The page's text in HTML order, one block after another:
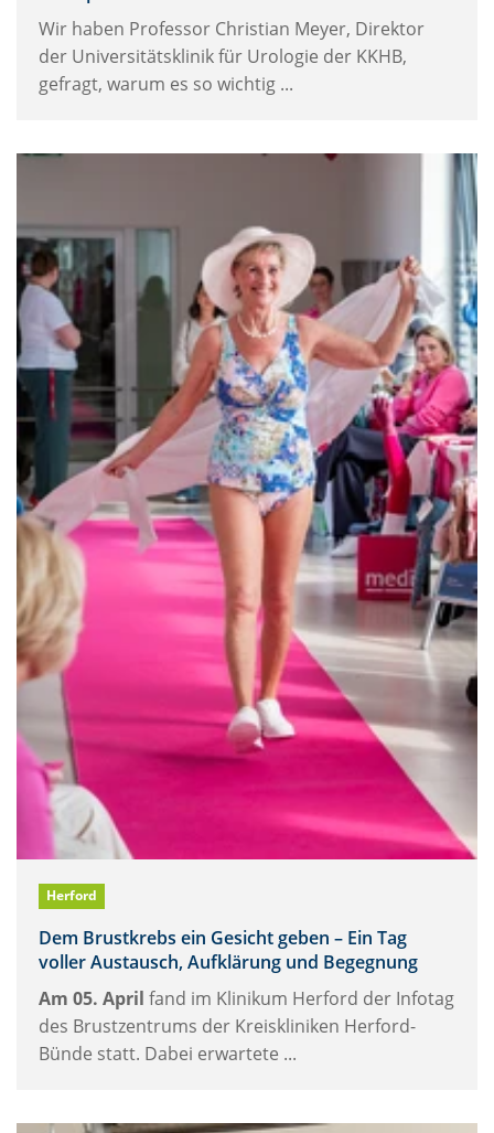
Wir haben Professor Christian Meyer, Direktor
der Universitätsklinik für Urologie der KKHB,
gefragt, warum es so wichtig ...
Herford
Dem Brustkrebs ein Gesicht geben – Ein Tag
voller Austausch, Aufklärung und Begegnung
Am 05. April fand im Klinikum Herford der Infotag
des Brustzentrums der Kreiskliniken Herford-
Bünde statt. Dabei erwartete ...